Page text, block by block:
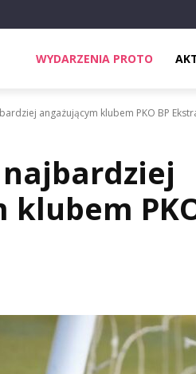
WYDARZENIA PROTO
angażującym klubem PKO BP
najbardziej